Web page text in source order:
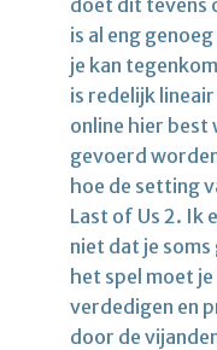
is al eng
je kan
is redelijk
online hier best
gevoerd
hoe de setting
Last of Us 2. Ik
niet dat je soms
het spel moet
verdedigen en
door de